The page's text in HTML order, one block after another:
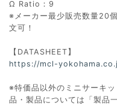
Ω Ratio：9
※メーカー最少販売数量20
文可！
【DATASHEET】
https://mcl-
※特価品以外のミニサーキ
品・製品については「製品